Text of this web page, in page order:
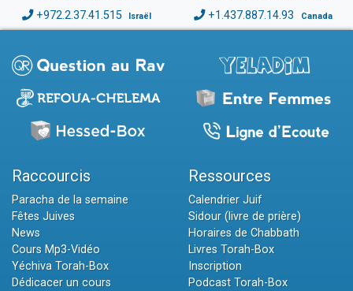
+972.2.37.41.515 Israël +1.437.887.14.93 Canada
Raccourcis
Paracha de la semaine
Fêtes Juives
News
Cours Mp3-Vidéo
Yéchiva Torah-Box
Dédicacer un cours
Ressources
Calendrier Juif
Sidour (livre de prière)
Horaires de Chabbath
Livres Torah-Box
Inscription
Podcast Torah-Box